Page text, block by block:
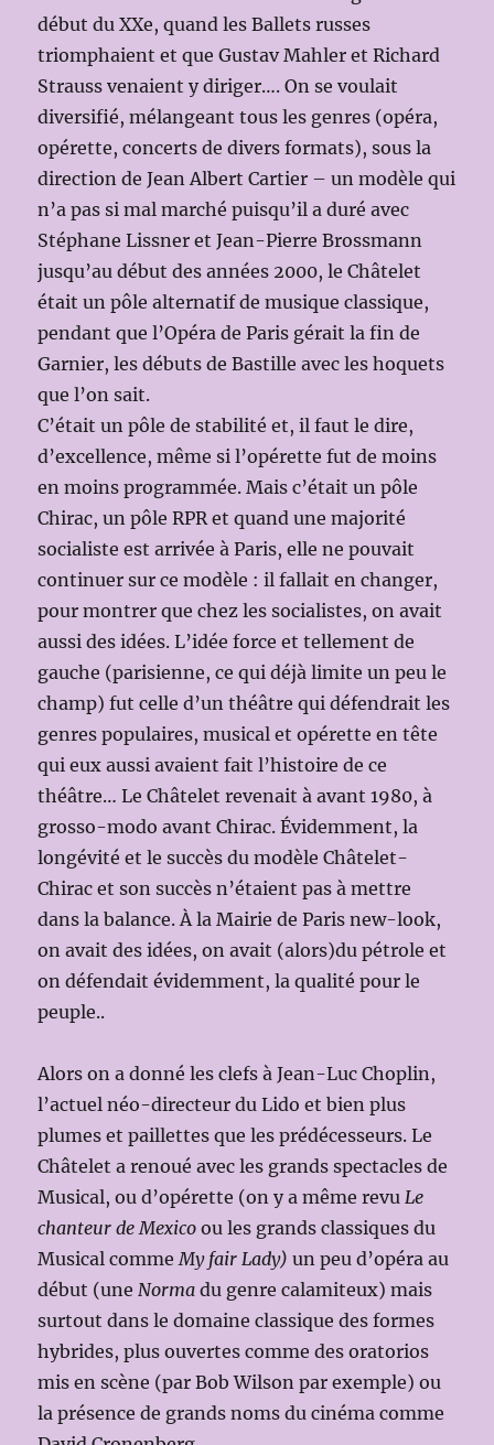
début du XXe, quand les Ballets russes
triomphaient et que Gustav Mahler et Richard
Strauss venaient y diriger…. On se voulait
diversifié, mélangeant tous les genres (opéra,
opérette, concerts de divers formats), sous la
direction de Jean Albert Cartier – un modèle qui
n’a pas si mal marché puisqu’il a duré avec
Stéphane Lissner et Jean-Pierre Brossmann
jusqu’au début des années 2000, le Châtelet
était un pôle alternatif de musique classique,
pendant que l’Opéra de Paris gérait la fin de
Garnier, les débuts de Bastille avec les hoquets
que l’on sait.
C’était un pôle de stabilité et, il faut le dire,
d’excellence, même si l’opérette fut de moins
en moins programmée. Mais c’était un pôle
Chirac, un pôle RPR et quand une majorité
socialiste est arrivée à Paris, elle ne pouvait
continuer sur ce modèle : il fallait en changer,
pour montrer que chez les socialistes, on avait
aussi des idées. L’idée force et tellement de
gauche (parisienne, ce qui déjà limite un peu le
champ) fut celle d’un théâtre qui défendrait les
genres populaires, musical et opérette en tête
qui eux aussi avaient fait l’histoire de ce
théâtre… Le Châtelet revenait à avant 1980, à
grosso-modo avant Chirac. Évidemment, la
longévité et le succès du modèle Châtelet-
Chirac et son succès n’étaient pas à mettre
dans la balance. À la Mairie de Paris new-look,
on avait des idées, on avait (alors)du pétrole et
on défendait évidemment, la qualité pour le
peuple..
Alors on a donné les clefs à Jean-Luc Choplin,
l’actuel néo-directeur du Lido et bien plus
plumes et paillettes que les prédécesseurs. Le
Châtelet a renoué avec les grands spectacles de
Musical, ou d’opérette (on y a même revu Le
chanteur de Mexico ou les grands classiques du
Musical comme My fair Lady) un peu d’opéra au
début (une Norma du genre calamiteux) mais
surtout dans le domaine classique des formes
hybrides, plus ouvertes comme des oratorios
mis en scène (par Bob Wilson par exemple) ou
la présence de grands noms du cinéma comme